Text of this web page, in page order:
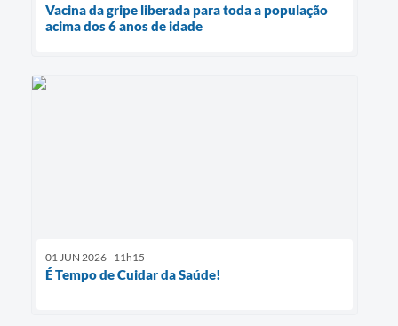
Vacina da gripe liberada para toda a população
acima dos 6 anos de idade
01 JUN 2026 - 11h15
É Tempo de Cuidar da Saúde!